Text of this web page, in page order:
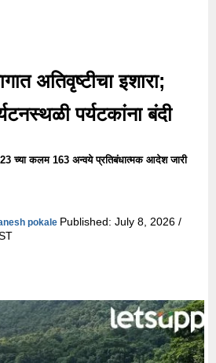
अतिवृष्टीचा इशारा;
पर्यटकांना बंदी
च्या कलम 163 अन्वये प्रतिबंधात्मक आदेश जारी
pokale Published:July 8, 2026 /